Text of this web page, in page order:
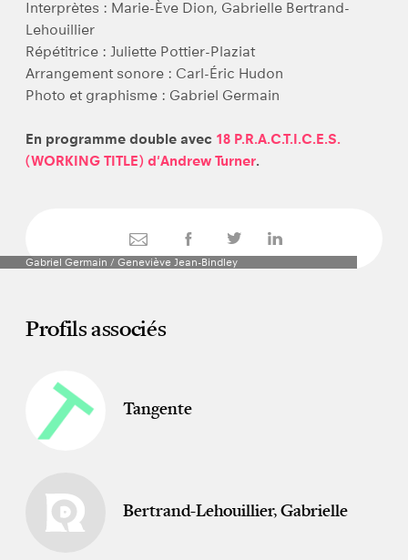
Gabriel Germain / Geneviève Jean-Bindley
Interprètes : Marie-Ève Dion, Gabrielle Bertrand-
Lehouillier
Répétitrice : Juliette Pottier-Plaziat
Arrangement sonore : Carl-Éric Hudon
Photo et graphisme : Gabriel Germain
En programme double avec 18 P.R.A.C.T.I.C.E.S.
(WORKING TITLE) d'Andrew Turner.
Profils associés
Tangente
Bertrand-Lehouillier, Gabrielle